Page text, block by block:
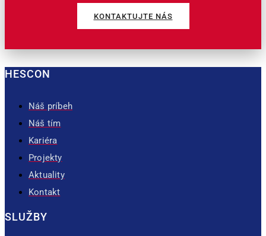
KONTAKTUJTE NÁS
HESCON
Náš príbeh
Náš tím
Kariéra
Projekty
Aktuality
Kontakt
SLUŽBY